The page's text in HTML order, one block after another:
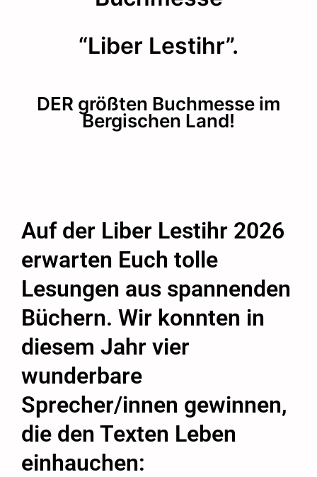
“Liber Lestihr”.
DER größten Buchmesse im
Bergischen Land!
Auf der Liber Lestihr 2026
erwarten Euch tolle
Lesungen aus spannenden
Büchern. Wir konnten in
diesem Jahr vier
wunderbare
Sprecher/innen gewinnen,
die den Texten Leben
einhauchen: